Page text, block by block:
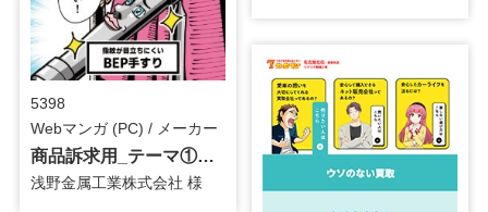
5398
Webマンガ (PC) / メーカー
商品訴求用_テーマ①BEP手すり_紙媒体用マンガ
浅野金属工業株式会社 様